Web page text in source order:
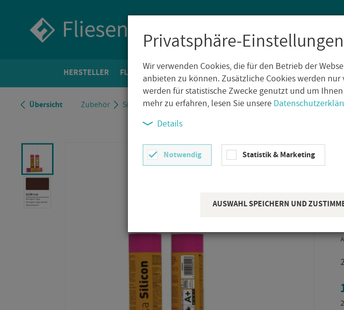
Privatsphäre-Einstellungen
Wir verwenden Cookies, die für den Betrieb der
anbieten zu können. Zusätzliche Cookies werden
werden für statistische Zwecke genutzt und um
mehr zu erfahren, lesen Sie unsere
Details
Notwendig Statistik & Marketing
AUSWAHL SPEICHERN UND
HER­STEL­LER FLIE­SEN­WELT BO­DEN­FLIE­SEN WAND­FLIE­SEN
Über­sicht Zu­be­hör Si­li­kon Kie­sel Bau­che­mie Oka Si­li­con Ba­li­braun 310ml / Pack mit